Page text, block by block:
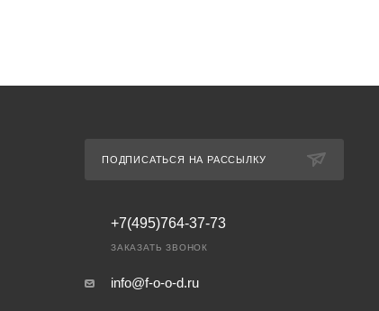
ПОДПИСАТЬСЯ НА РАССЫЛКУ
+7(495)764-37-73
ЗАКАЗАТЬ ЗВОНОК
info@f-o-o-d.ru